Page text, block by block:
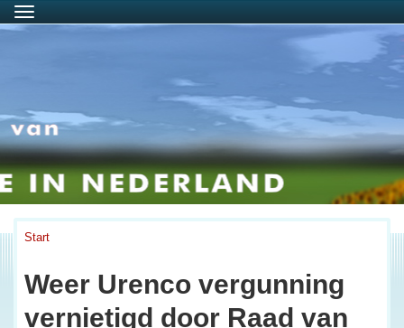
Menu
Start
Weer Urenco vergunning
vernietigd door Raad van